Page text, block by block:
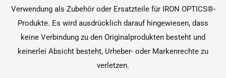
Verwendung als Zubehör oder Ersatzteile für IRON OPTICS®-
Produkte. Es wird ausdrücklich darauf hingewiesen, dass
keine Verbindung zu den Originalprodukten besteht und
keinerlei Absicht besteht, Urheber- oder Markenrechte zu
verletzen.